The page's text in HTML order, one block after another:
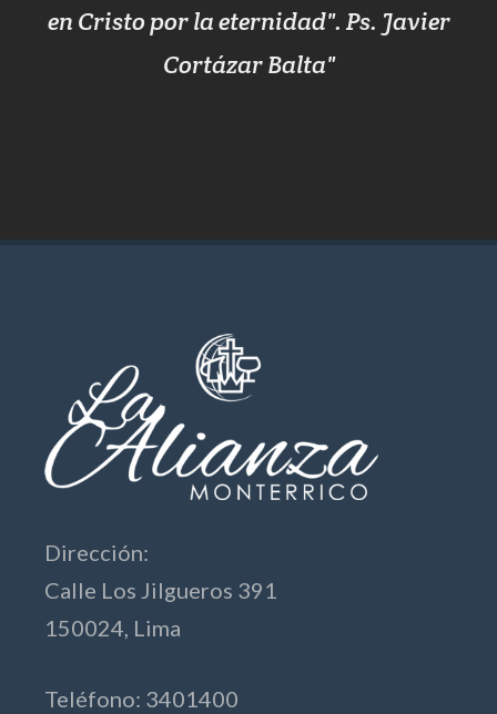
en Cristo por la eternidad". Ps. Javier
Cortázar Balta
Dirección:
Calle Los Jilgueros 391
150024, Lima
Teléfono: 3401400